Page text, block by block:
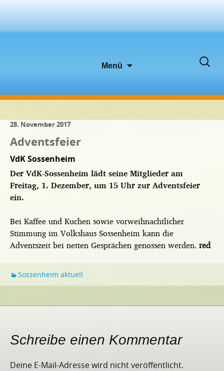
Menü
Suchen
28. November 2017
Adventsfeier
VdK Sossenheim
Der VdK-Sossenheim lädt seine Mitglieder am
Freitag, 1. Dezember, um 15 Uhr zur Adventsfeier
ein.
Bei Kaffee und Kuchen sowie vorweihnachtlicher
Stimmung im Volkshaus Sossenheim kann die
Adventszeit bei netten Gesprächen genossen werden. red
Sossenheim aktuell
Schreibe einen Kommentar
Deine E-Mail-Adresse wird nicht veröffentlicht.